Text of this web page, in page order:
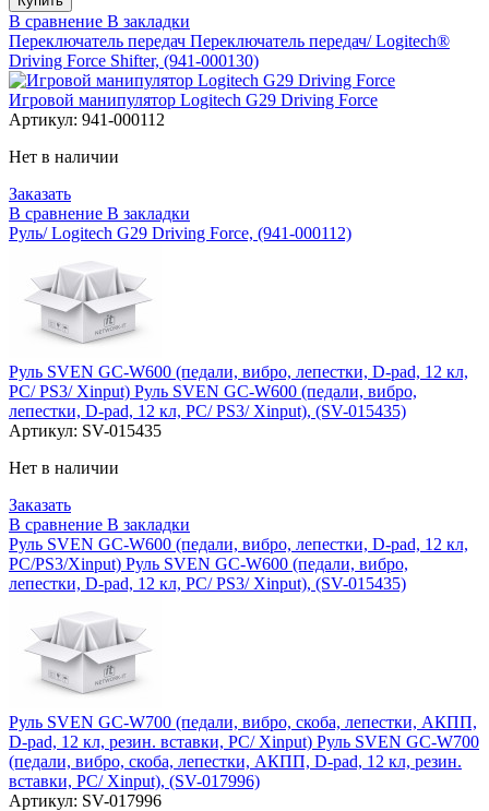
В сравнение В закладки
Переключатель передач Переключатель передач/ Logitech®
Driving Force Shifter, (941-000130)
Игровой манипулятор Logitech G29 Driving Force
Артикул: 941-000112
Нет в наличии
Заказать
В сравнение В закладки
Руль/ Logitech G29 Driving Force, (941-000112)
Руль SVEN GC-W600 (педали, вибро, лепестки, D-pad, 12 кл,
PC/ PS3/ Xinput) Руль SVEN GC-W600 (педали, вибро,
лепестки, D-pad, 12 кл, PC/ PS3/ Xinput), (SV-015435)
Артикул: SV-015435
Нет в наличии
Заказать
В сравнение В закладки
Руль SVEN GC-W600 (педали, вибро, лепестки, D-pad, 12 кл,
PC/PS3/Xinput) Руль SVEN GC-W600 (педали, вибро,
лепестки, D-pad, 12 кл, PC/ PS3/ Xinput), (SV-015435)
Руль SVEN GC-W700 (педали, вибро, скоба, лепестки, АКПП,
D-pad, 12 кл, резин. вставки, PC/ Xinput) Руль SVEN GC-W700
(педали, вибро, скоба, лепестки, АКПП, D-pad, 12 кл, резин.
вставки, PC/ Xinput), (SV-017996)
Артикул: SV-017996